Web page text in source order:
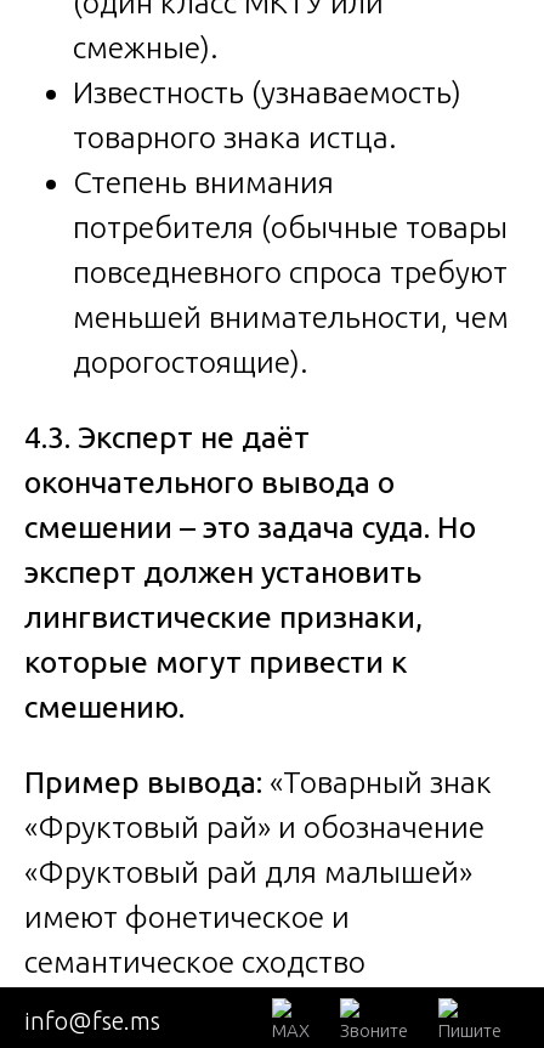
смежные).
Известность (узнаваемость)
товарного знака истца.
Степень внимания
потребителя (обычные товары
повседневного спроса требуют
меньшей внимательности, чем
дорогостоящие).
4.3. Эксперт не даёт
окончательного вывода о
смешении – это задача суда. Но
эксперт должен установить
лингвистические признаки,
которые могут привести к
смешению.
Пример вывода: «Товарный знак
«Фруктовый рай» и обозначение
«Фруктовый рай для малышей»
имеют фонетическое и
семантическое сходство
(тождество первого слова и
info@fse.ms